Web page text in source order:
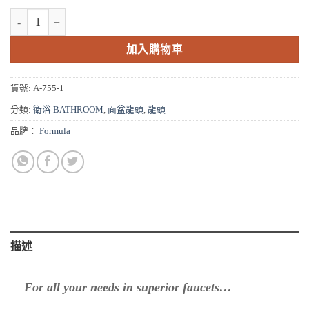
NT$5,860。NT$4,688。
Formula古典面盆龍頭(古銅色) 數量
加入購物車
貨號: A-755-1
分類: 衛浴 BATHROOM, 面盆龍頭, 龍頭
品牌： Formula
描述
For all your needs in superior faucets…